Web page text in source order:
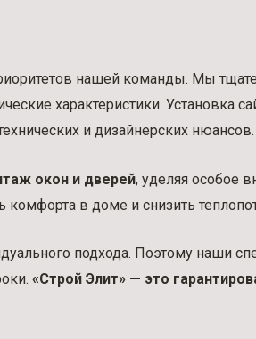
нашей команды. Мы
характеристики.
и дизайнерских нюансов.
окон и дверей, уделяя особое
комфорта в доме и снизить
подхода. Поэтому наши
«Строй Элит» — это